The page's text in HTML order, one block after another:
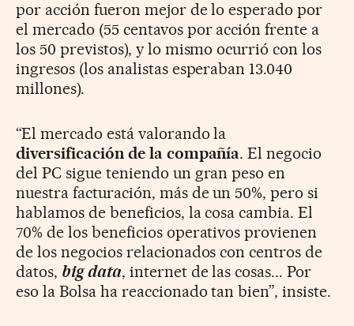
por acción fueron mejor de lo esperado por
el mercado (55 centavos por acción frente a
los 50 previstos), y lo mismo ocurrió con los
ingresos (los analistas esperaban 13.040
millones).
“El mercado está valorando la
diversificación de la compañía. El negocio
del PC sigue teniendo un gran peso en
nuestra facturación, más de un 50%, pero si
hablamos de beneficios, la cosa cambia. El
70% de los beneficios operativos provienen
de los negocios relacionados con centros de
datos, big data, internet de las cosas... Por
eso la Bolsa ha reaccionado tan bien”, insiste.